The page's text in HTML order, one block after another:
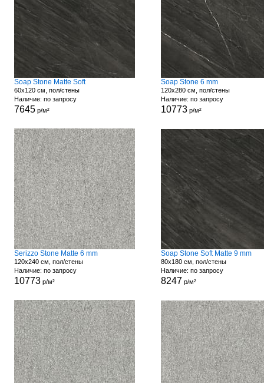
Soap Stone Matte Soft
60x120 см, пол/стены
Наличие: по запросу
7645р/м²
Soap Stone 6 mm
120x280 см, пол/стены
Наличие: по запросу
10773р/м²
Serizzo Stone Matte 6 mm
120x240 см, пол/стены
Наличие: по запросу
10773р/м²
Soap Stone Soft Matte 9 mm
80x180 см, пол/стены
Наличие: по запросу
8247 р/м²